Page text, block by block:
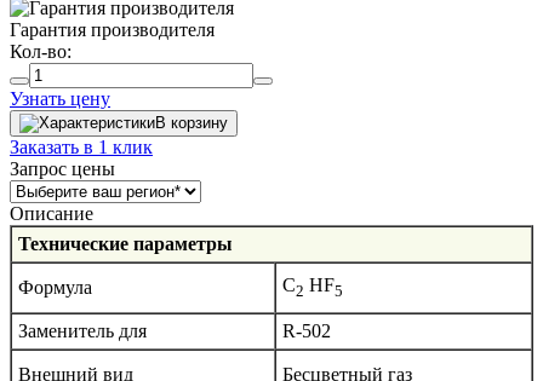
Гарантия производителя
Кол-во:
Узнать цену
В корзину
Заказать в 1 клик
Запрос цены
Описание
Технические параметры
Формула C2 HF5
Заменитель для R-502
Внешний вид Бесцветный газ